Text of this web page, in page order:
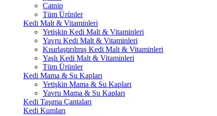
Catnip
Tüm Ürünler
Kedi Malt & Vitaminleri
Yetişkin Kedi Malt & Vitaminleri
Yavru Kedi Malt & Vitaminleri
Kısırlaştırılmış Kedi Malt & Vitaminleri
Yaşlı Kedi Malt & Vitaminleri
Tüm Ürünler
Kedi Mama & Su Kapları
Yetişkin Mama & Su Kapları
Yavru Mama & Su Kapları
Kedi Taşıma Çantaları
Kedi Kumları